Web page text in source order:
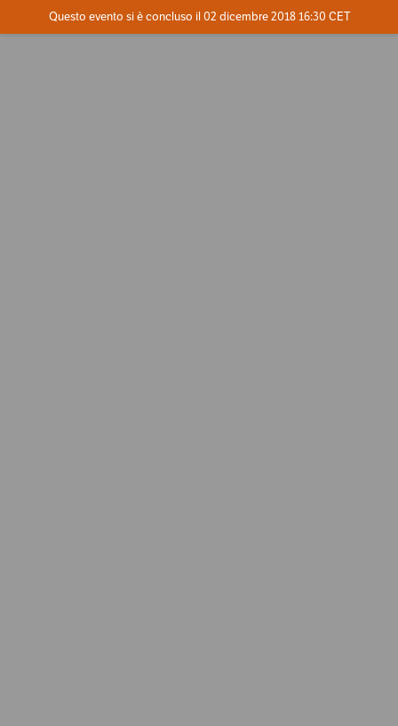
Contatta l'organizzatore
Questo evento si è concluso il 02 dicembre 2018 16:30 CET